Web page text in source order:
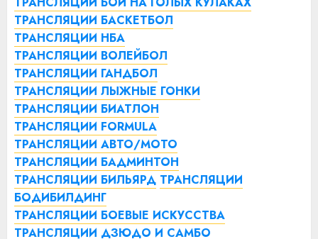
ТРАНСЛЯЦИИ БАСКЕТБОЛ
ТРАНСЛЯЦИИ НБА
ТРАНСЛЯЦИИ ВОЛЕЙБОЛ
ТРАНСЛЯЦИИ ГАНДБОЛ
ТРАНСЛЯЦИИ ЛЫЖНЫЕ ГОНКИ
ТРАНСЛЯЦИИ БИАТЛОН
ТРАНСЛЯЦИИ FORMULA
ТРАНСЛЯЦИИ АВТО/МОТО
ТРАНСЛЯЦИИ БАДМИНТОН
ТРАНСЛЯЦИИ БИЛЬЯРД ТРАНСЛЯЦИИ
БОДИБИЛДИНГ
ТРАНСЛЯЦИИ БОЕВЫЕ ИСКУССТВА
ТРАНСЛЯЦИИ ДЗЮДО И САМБО